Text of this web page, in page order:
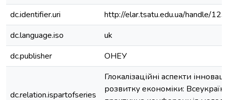
dc.identifier.uri
http://elar.tsatu.edu.ua/handle/
dc.language.iso
uk
dc.publisher
ОНЕУ
dc.relation.ispartofseries
Глокалізаційні аспекти
розвитку економіки: